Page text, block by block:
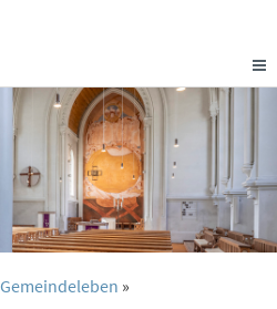
Gemeindeleben »